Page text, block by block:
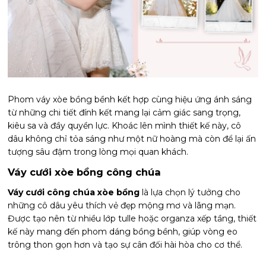
Phom váy xòe bồng bềnh kết hợp cùng hiệu ứng ánh sáng
từ những chi tiết đính kết mang lại cảm giác sang trọng,
kiêu sa và đầy quyền lực. Khoác lên mình thiết kế này, cô
dâu không chỉ tỏa sáng như một nữ hoàng mà còn để lại ấn
tượng sâu đậm trong lòng mọi quan khách.
Váy cưới xòe bồng công chúa
Váy cưới công chúa xòe bồnglà lựa chọn lý tưởng cho
những cô dâu yêu thích vẻ đẹp mộng mơ và lãng mạn.
Được tạo nên từ nhiều lớp tulle hoặc organza xếp tầng, thiết
kế này mang đến phom dáng bồng bềnh, giúp vòng eo
trông thon gọn hơn và tạo sự cân đối hài hòa cho cơ thể.